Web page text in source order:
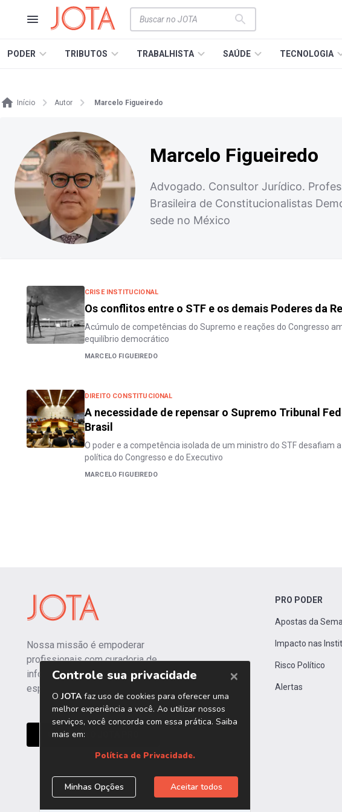
PODER TRIBUTOS TRABALHISTA SAÚDE TECNOLOGIA
Início Autor Marcelo Figueiredo
Marcelo Figueiredo
Advogado. Consultor Jurídico.
Brasileira de Constitucionalistas
sede no México
CRISE INSTITUCIONAL
Os conflitos entre o STF e os demais Poderes da
Acúmulo de competências do Supremo e reações do Congresso
equilíbrio democrático
MARCELO FIGUEIREDO
DIREITO CONSTITUCIONAL
A necessidade de repensar o Supremo Tribunal
Brasil
O poder e a competência isolada de um ministro do STF desafiam
política do Congresso e do Executivo
MARCELO FIGUEIREDO
Nossa missão é empoderar
profissionais com curadoria de
informações independentes e
especializadas.
CONHEÇA O JOTA PRO
PRO PODER
Apostas da
Impacto nas
Risco Político
Alertas